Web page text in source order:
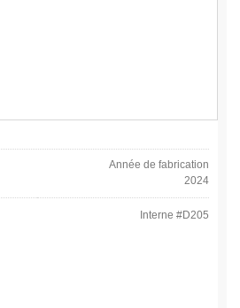
Année de fabrication
2024
Interne #D205